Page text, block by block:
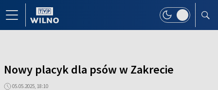
Nowy placyk dla psów w Zakrecie
05.05.2025, 18:10